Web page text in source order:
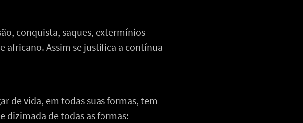
conquista, saques, extermínios
africano. Assim se justifica a contínua
de vida, em todas suas formas, tem
dizimada de todas as formas: